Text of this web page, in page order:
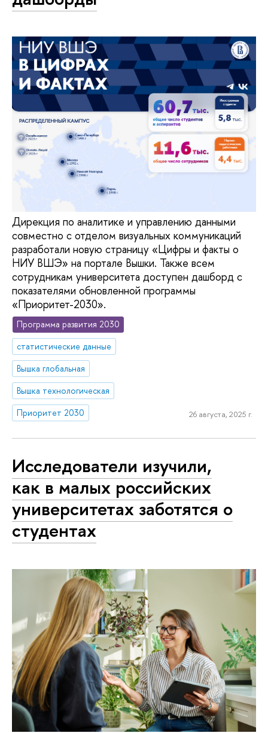
Дирекция по аналитике и управлению данными
совместно с отделом визуальных коммуникаций
разработали новую страницу «Цифры и факты о
НИУ ВШЭ» на портале Вышки. Также всем
сотрудникам университета доступен дашборд с
показателями обновленной программы
«Приоритет-2030».
Программа развития 2030
статистические данные
Вышка глобальная
Вышка технологическая
Приоритет 2030
26 августа, 2025 г.
Исследователи изучили,
как в малых российских
университетах заботятся о
студентах